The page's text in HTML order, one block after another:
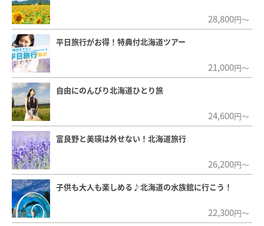
28,800円～
平日旅行がお得！特典付北海道ツアー
21,000円～
自由にのんびり北海道ひとり旅
24,600円～
富良野と美瑛は外せない！北海道旅行
26,200円～
子供も大人も楽しめる♪北海道の水族館に行こう！
22,300円～